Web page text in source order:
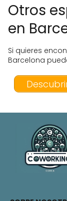
Otros
en
Si quieres
Barcelona